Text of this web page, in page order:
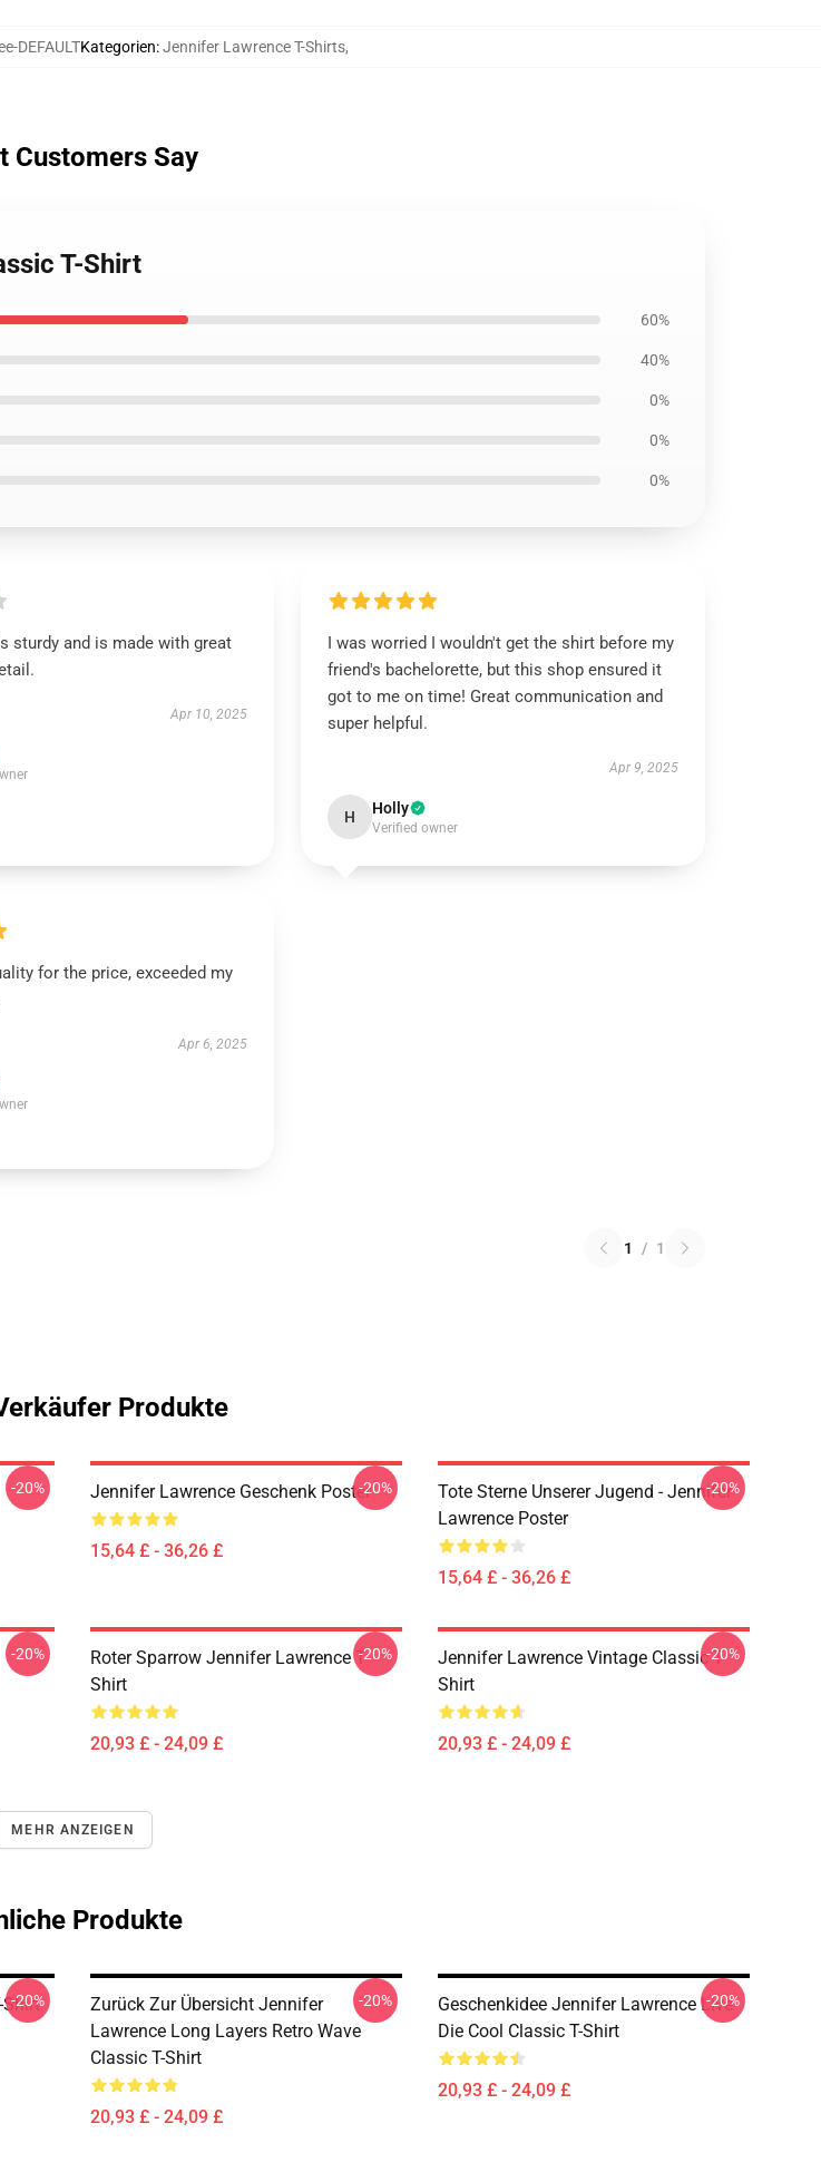
DEFAULTKategorien:Jennifer Lawrence T-Shirts,
Customers Say
T-Shirt
60%
40%
0%
0%
0%
sturdy and is made with great
Apr 10, 2025
I was worried I wouldn't get the shirt before my
friend's bachelorette, but this shop ensured it
got to me on time! Great communication and
super helpful.
Apr 9, 2025
H Holly
Verified owner
for the price, exceeded my
Apr 6, 2025
1 / 1
Produkte
-20% Jennifer Lawrence Geschenk Poster
15,64 £ - 36,26 £
-20%
Tote Sterne Unserer Jugend - Jennifer
Lawrence Poster
15,64 £ - 36,26 £
-20%
-20%
Roter Sparrow Jennifer Lawrence T-
Shirt
20,93 £ - 24,09 £
-20%
Jennifer Lawrence Vintage Classic T-
Shirt
20,93 £ - 24,09 £
-20%
MEHR ANZEIGEN
Produkte
Shirt
-20%
Zurück Zur Übersicht Jennifer
Lawrence Long Layers Retro Wave
Classic T-Shirt
20,93 £ - 24,09 £
-20%
Geschenkidee Jennifer Lawrence Live
Die Cool Classic T-Shirt
20,93 £ - 24,09 £
-20%